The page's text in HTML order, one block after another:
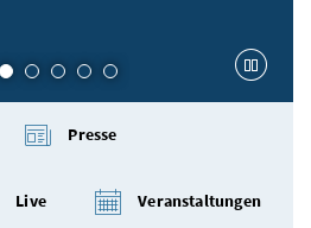
Presse
Live Veranstaltungen